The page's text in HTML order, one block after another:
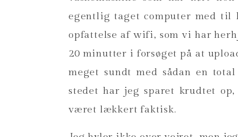
egentlig taget computer med til
opfattelse af wifi, som vi har
20 minutter i forsøget på at
meget sundt med sådan en
stedet har jeg sparet krudtet
været lækkert faktisk.